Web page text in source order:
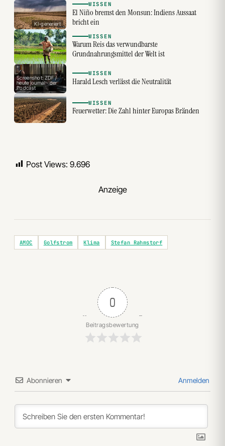
KI-generiert
WISSEN
El Niño bremst den Monsun: Indiens Aussaat
bricht ein
WISSEN
Warum Reis das verwundbarste
Grundnahrungsmittel der Welt ist
Screenshot: ZDF /
heute journal - der
Podcast
WISSEN
Harald Lesch verlässt die Neutralität
WISSEN
Feuerwetter: Die Zahl hinter Europas Bränden
Post Views: 9.696
Anzeige
AMOC Golfstrom Klima Stefan Rahmstorf
0
Beitragsbewertung
Abonnieren Anmelden